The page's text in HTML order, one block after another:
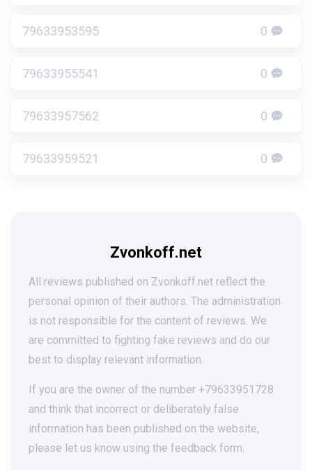
79633953595 0
79633955541 0
79633957562 0
79633959521 0
Zvonkoff.net
All reviews published on Zvonkoff.net reflect the
personal opinion of their authors. The administration
is not responsible for the content of reviews. We
are committed to fighting fake reviews and do our
best to display relevant information.
If you are the owner of the number +79633951728
and think that incorrect or deliberately false
information has been published on the website,
please let us know using the feedback form.